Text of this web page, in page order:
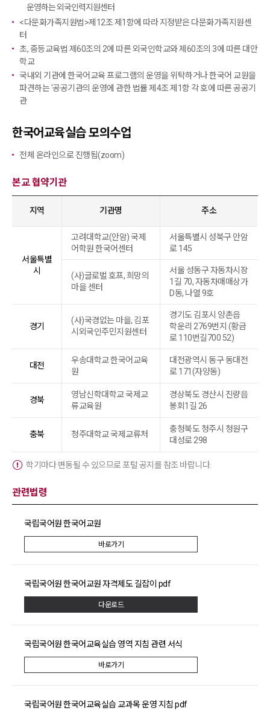
운영하는 외국인력지원센터
<다문화가족지원법>제12조 제1항에 따라 지정받은 다문화가족지원센
터
초, 중등교육법 제60조의 2에 따른 외국인학교와 제60조의 3에 따른 대안
학교
국내외 기관에 한국어교육 프로그램의 운영을 위탁하거나 한국어 교원을
파견하는 '공공기관의 운영에 관한 법률 제4조 제1항 각 호에 따른 공공기
관
한국어교육실습 모의수업
전체 온라인으로 진행됨(zoom)
본교 협약기관
지역 기관명 주소
서울특별
시
고려대학교(안암) 국제
어학원 한국어센터
서울특별시 성북구 안암
로 145
(사)글로벌 호프, 희망의
마을 센터
서울 성동구 자동차시장
1길 70, 자동차매매상가
D동, 나열 9호
경기
(사)국경없는 마을, 김포
시외국인주민지원센터
경기도 김포시 양촌읍
학운리 2769번지 (황금
로 110번길700 52)
대전
우송대학교 한국어교육
원
대전광역시 동구 동대전
로 171(자양동)
경북
영남신학대학교 국제교
류교육원
경상북도 경산시 진량읍
봉회1길 26
충북 청주대학교 국제교류처
충청북도 청주시 청원구
대성로 298
학기마다 변동될 수 있으므로 포털 공지를 참조 바랍니다.
관련법령
국립국어원 한국어교원
바로가기
국립국어원 한국어교원 자격제도 길잡이 pdf
다운로드
국립국어원 한국어교육실습 영역 지침 관련 서식
바로가기
국립국어원 한국어교육실습 교과목 운영 지침 pdf